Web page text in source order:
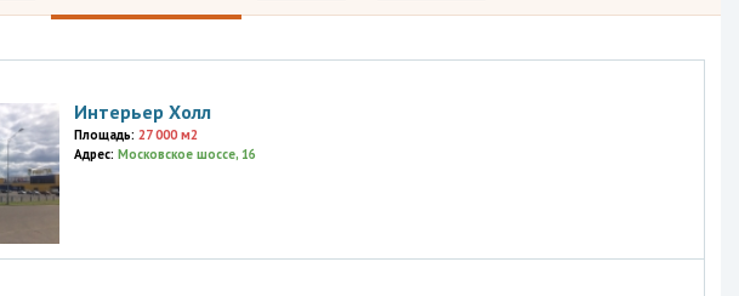
Интерьер Холл
Площадь: 27 000 м2
Адрес: Московское шоссе, 16